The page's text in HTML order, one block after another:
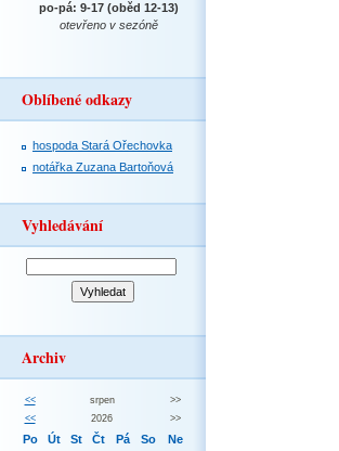
po-pá: 9-17 (oběd 12-13)
otevřeno v sezóně
Oblíbené odkazy
hospoda Stará Ořechovka
notářka Zuzana Bartoňová
Vyhledávání
Archiv
<< srpen
>>
<<
2026 >>
Po Út St Čt Pá So Ne